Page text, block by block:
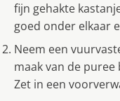
fijn gehakte
goed onder elkaar
Neem een
maak van de
Zet in een